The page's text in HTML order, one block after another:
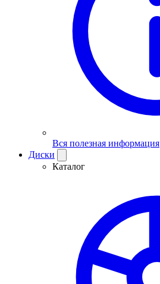
Вся полезная информация
Диски
Каталог